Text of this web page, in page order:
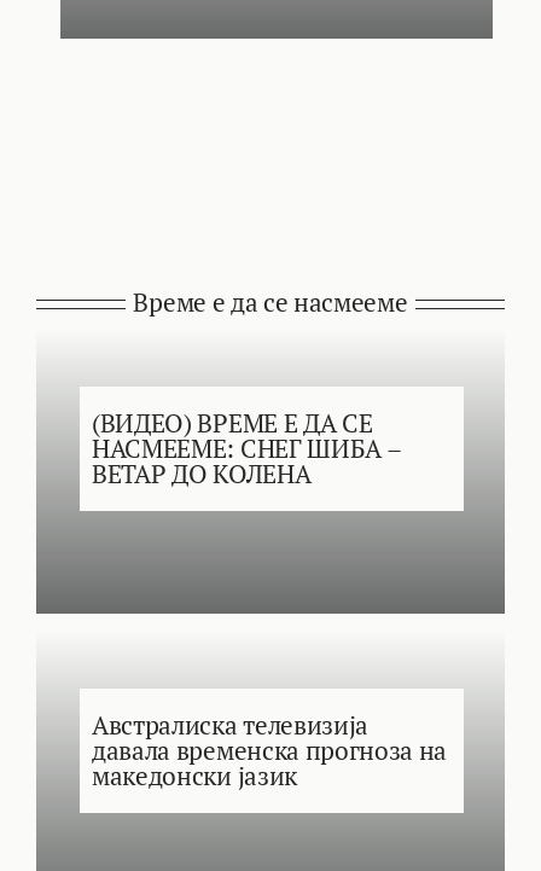
Време е да се насмееме
(ВИДЕО) ВРЕМЕ Е ДА СЕ
НАСМЕЕМЕ: СНЕГ ШИБА –
ВЕТАР ДО КОЛЕНА
Австралиска телевизија
давала временска прогноза на
македонски јазик